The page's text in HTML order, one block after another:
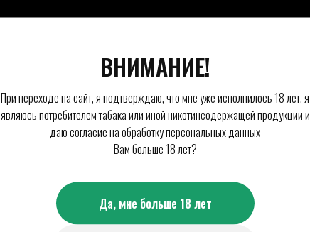
ВНИМАНИЕ!
При переходе на сайт, я подтверждаю, что мне уже исполнилось 18 лет, я
являюсь потребителем табака или иной никотинсодержащей продукции и
даю согласие на обработку персональных данных
Вам больше 18 лет?
Да, мне больше 18 лет